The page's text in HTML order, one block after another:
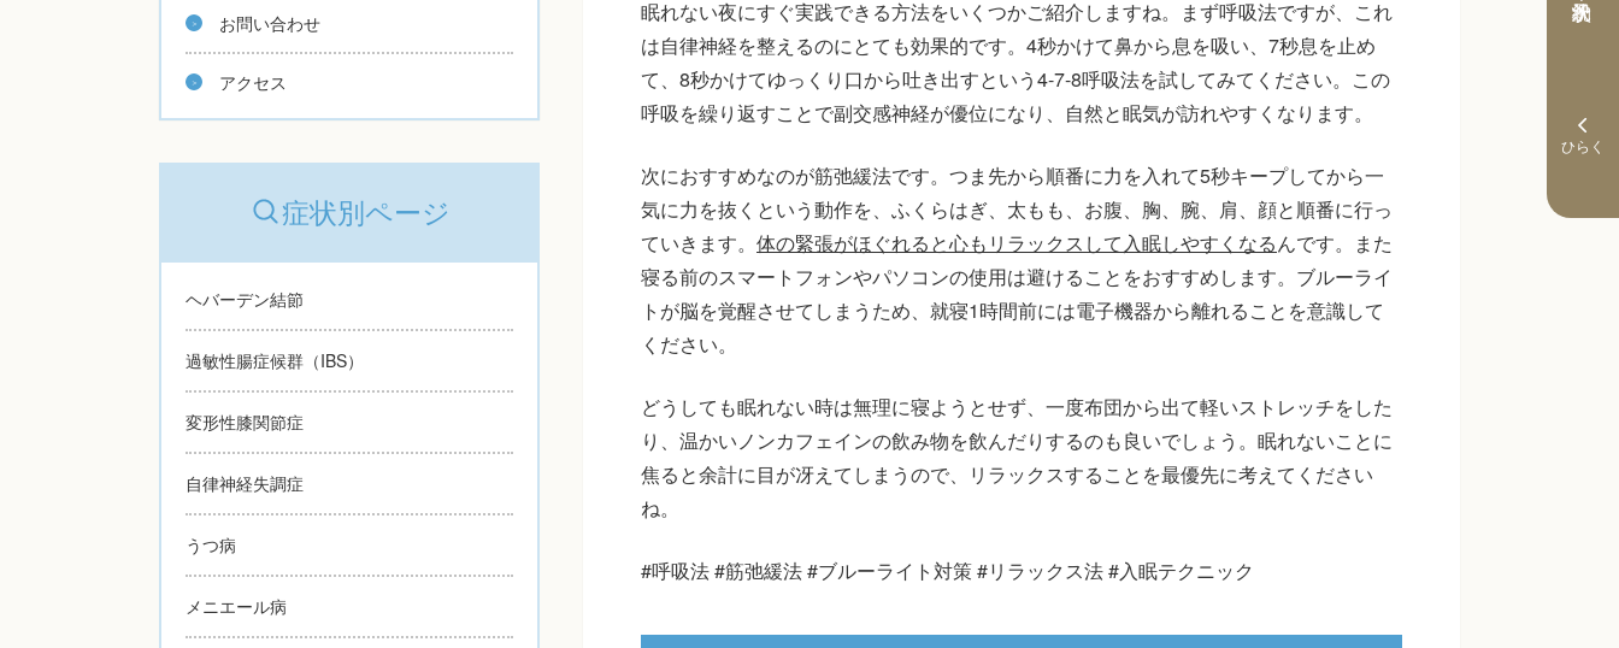
眠れない夜にすぐ実践できる方法をいくつかご紹介しますね。まず呼吸法ですが、これ
は自律神経を整えるのにとても効果的です。4秒かけて鼻から息を吸い、7秒息を止め
て、8秒かけてゆっくり口から吐き出すという4-7-8呼吸法を試してみてください。この
呼吸を繰り返すことで副交感神経が優位になり、自然と眠気が訪れやすくなります。
次におすすめなのが筋弛緩法です。つま先から順番に力を入れて5秒キープしてから一
気に力を抜くという動作を、ふくらはぎ、太もも、お腹、胸、腕、肩、顔と順番に行っ
ていきます。 体の緊張がほぐれると心もリラックスして入眠しやすくなるんです。また
寝る前のスマートフォンやパソコンの使用は避けることをおすすめします。ブルーライ
トが脳を覚醒させてしまうため、就寝1時間前には電子機器から離れることを意識して
ください。
どうしても眠れない時は無理に寝ようとせず、一度布団から出て軽いストレッチをした
り、温かいノンカフェインの飲み物を飲んだりするのも良いでしょう。眠れないことに
焦ると余計に目が冴えてしまうので、リラックスすることを最優先に考えてください
ね。
#呼吸法 #筋弛緩法 #ブルーライト対策 #リラックス法 #入眠テクニック
お問い合わせ
アクセス
症状別ページ
ヘバーデン結節
過敏性腸症候群（IBS）
変形性膝関節症
自律神経失調症
うつ病
メニエール病